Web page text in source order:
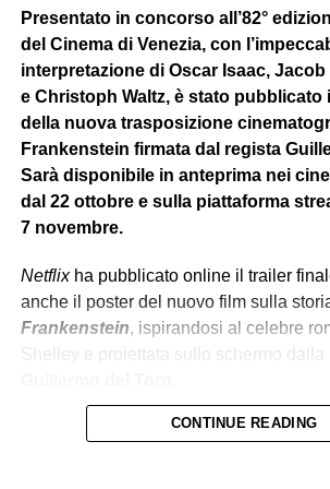
team dello S.H.I.E.L.D affiancato da
condurrà in diverse missioni sotto
queste però si rende conto, insieme
(Vedova Nera), che dietro lo S.H.I.E.L.D
cospirazione interna, e scopre che
sopravvissutain segreto riuscendo a
S.H.I.E.L.D, rivelando anche che
manipolatogli eventi globali più
decenni.
PARALLELISMO MODERNO
di alcune strutture con gli
Presentato in concorso all’82°
del Cinema di Venezia, con
interpretazione di Oscar Isaac, Jacob
e Christoph Waltz, è stato pubblicato
della nuova trasposizione
Frankenstein firmata dal regista
Sarà disponibile in anteprima nei
dal 22 ottobre e sulla piattaforma
7 novembre.
Netflixha pubblicato online il trailer
anche il poster del nuovo film sulla
Frankenstein, ispirandosi al celebre
Shelley e proiettata sullo schermo dalla
Il regista, dopo più di 20 anni di
CONTINUE READING